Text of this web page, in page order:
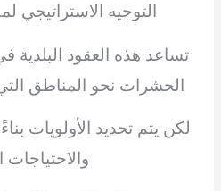
التوجيه الاستراتيجي
تساعد هذه العقود البلدية
الحشرات نحو المناطق
لكن يتم تحديد الأولويات
والاحتياجات